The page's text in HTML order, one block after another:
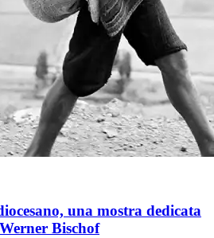
una mostra dedicata
Bischof